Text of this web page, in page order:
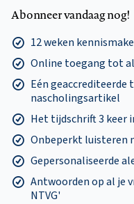
Abonneer vandaag nog!
12 weken
Online toegang tot
Eén geaccrediteerde
nascholingsartikel
Het tijdschrift 3 keer
Onbeperkt luisteren
Gepersonaliseerde
Antwoorden op al je
NTVG'